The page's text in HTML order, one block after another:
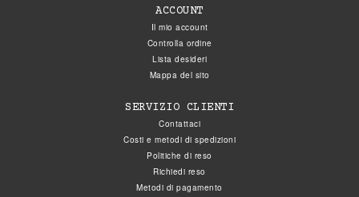
ACCOUNT
Il mio account
Controlla ordine
Lista desideri
Mappa del sito
SERVIZIO CLIENTI
Contattaci
Costi e metodi di spedizioni
Politiche di reso
Richiedi reso
Metodi di pagamento